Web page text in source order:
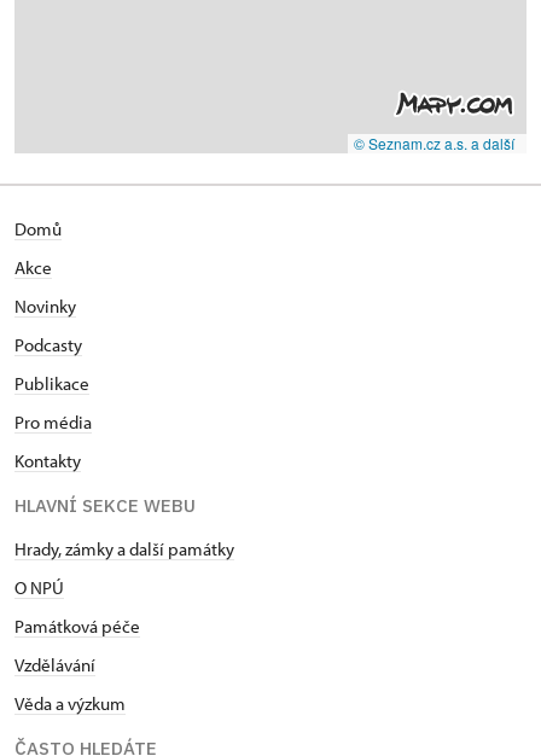
© Seznam.cz a.s. a další
Domů
Akce
Novinky
Podcasty
Publikace
Pro média
Kontakty
HLAVNÍ SEKCE WEBU
Hrady, zámky a další památky
O NPÚ
Památková péče
Vzdělávání
Věda a výzkum
ČASTO HLEDÁTE